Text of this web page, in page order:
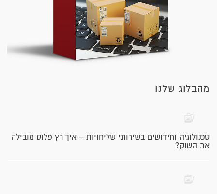
מהבלוג שלנו
טכנולוגיה וחידושים בשירותי שליחויות – איך רץ פלוס מובילה
את השוק?